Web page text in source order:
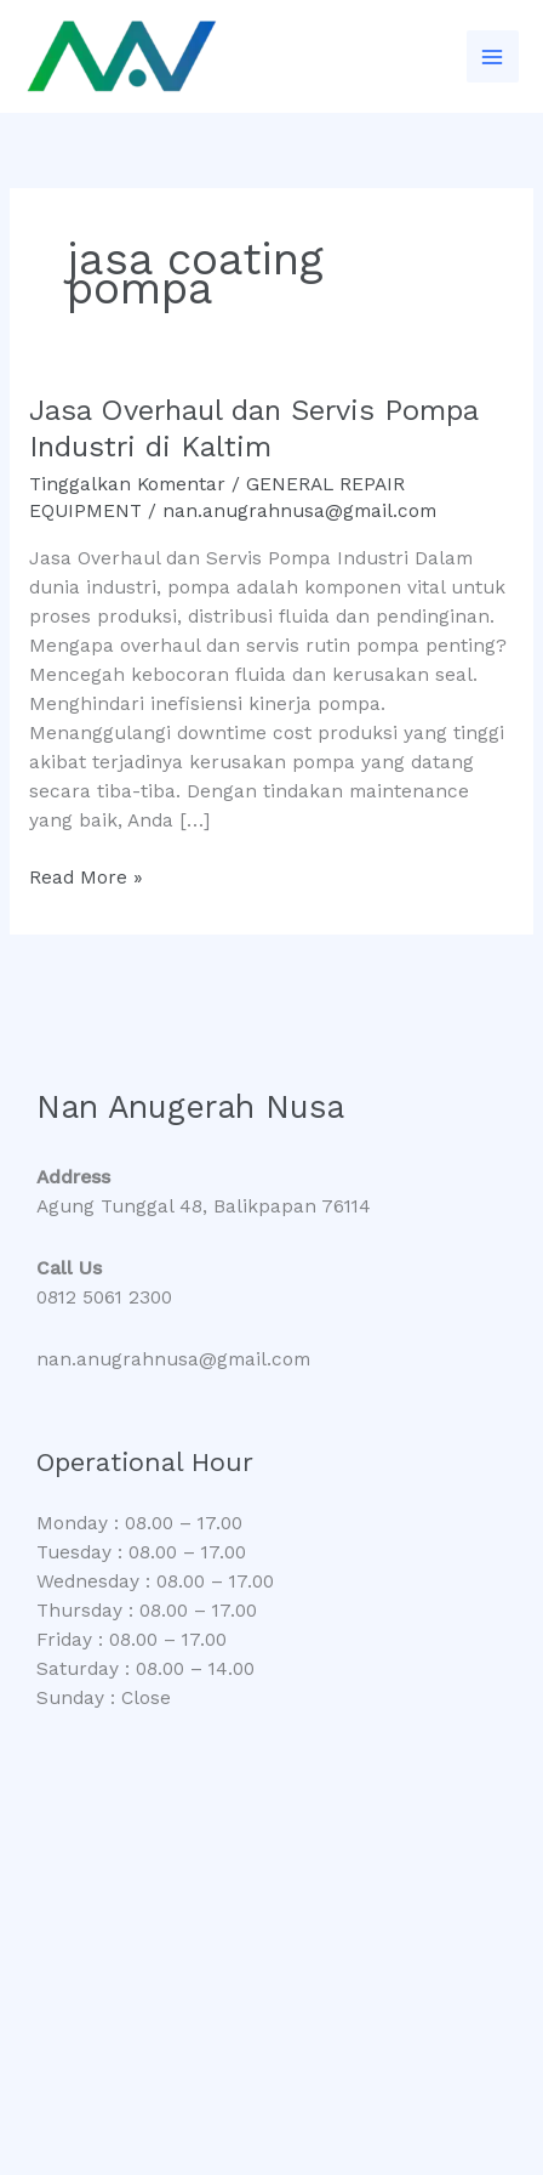
konten
jasa coating
pompa
Jasa Overhaul dan Servis Pompa
Industri di Kaltim
Tinggalkan Komentar / GENERAL REPAIR
EQUIPMENT / nan.anugrahnusa@gmail.com
Jasa Overhaul dan Servis Pompa Industri Dalam
dunia industri, pompa adalah komponen vital untuk
proses produksi, distribusi fluida dan pendinginan.
Mengapa overhaul dan servis rutin pompa penting?
Mencegah kebocoran fluida dan kerusakan seal.
Menghindari inefisiensi kinerja pompa.
Menanggulangi downtime cost produksi yang tinggi
akibat terjadinya kerusakan pompa yang datang
secara tiba-tiba. Dengan tindakan maintenance
yang baik, Anda […]
Jasa
Overhaul
dan
Servis
Pompa
Industri
di
Kaltim
Read More »
Nan Anugerah Nusa
Address
Agung Tunggal 48, Balikpapan 76114
Call Us
0812 5061 2300
nan.anugrahnusa@gmail.com
Operational Hour
Monday : 08.00 – 17.00
Tuesday : 08.00 – 17.00
Wednesday : 08.00 – 17.00
Thursday : 08.00 – 17.00
Friday : 08.00 – 17.00
Saturday : 08.00 – 14.00
Sunday : Close